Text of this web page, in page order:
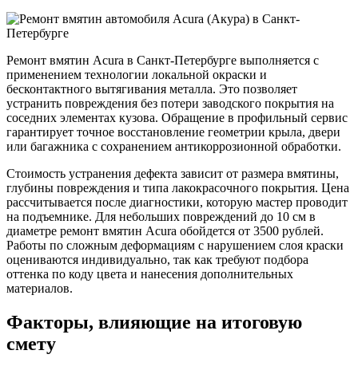
Ремонт вмятин Acura в Санкт-Петербурге выполняется с
применением технологии локальной окраски и
бесконтактного вытягивания металла. Это позволяет
устранить повреждения без потери заводского покрытия на
соседних элементах кузова. Обращение в профильный сервис
гарантирует точное восстановление геометрии крыла, двери
или багажника с сохранением антикоррозионной обработки.
Стоимость устранения дефекта зависит от размера вмятины,
глубины повреждения и типа лакокрасочного покрытия. Цена
рассчитывается после диагностики, которую мастер проводит
на подъемнике. Для небольших повреждений до 10 см в
диаметре ремонт вмятин Acura обойдется от 3500 рублей.
Работы по сложным деформациям с нарушением слоя краски
оцениваются индивидуально, так как требуют подбора
оттенка по коду цвета и нанесения дополнительных
материалов.
Факторы, влияющие на итоговую
смету